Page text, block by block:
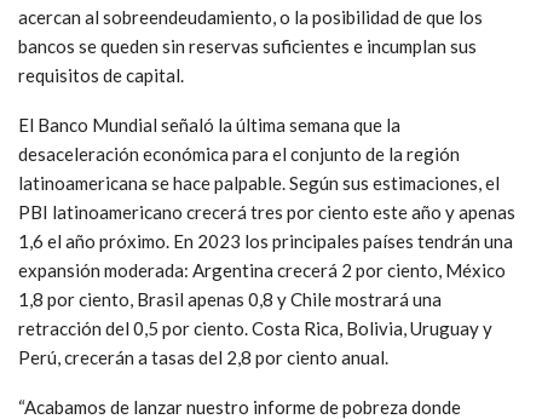
acercan al sobreendeudamiento, o la posibilidad de que los
bancos se queden sin reservas suficientes e incumplan sus
requisitos de capital.
El Banco Mundial señaló la última semana que la
desaceleración económica para el conjunto de la región
latinoamericana se hace palpable. Según sus estimaciones, el
PBI latinoamericano crecerá tres por ciento este año y apenas
1,6 el año próximo. En 2023 los principales países tendrán una
expansión moderada: Argentina crecerá 2 por ciento, México
1,8 por ciento, Brasil apenas 0,8 y Chile mostrará una
retracción del 0,5 por ciento. Costa Rica, Bolivia, Uruguay y
Perú, crecerán a tasas del 2,8 por ciento anual.
“Acabamos de lanzar nuestro informe de pobreza donde